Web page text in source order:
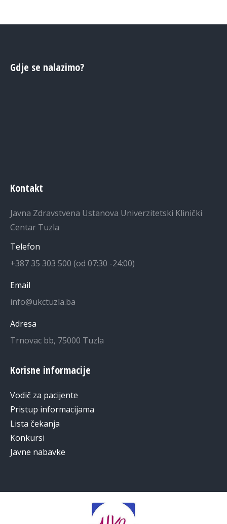
Gdje se nalazimo?
Kontakt
Javna Zdravstvena Ustanova Univerzitetski Klinički
Centar Tuzla
Telefon
+387 35 303 500 (od 07:30 -24:00)
Email
info@ukctuzla.ba
Adresa
Trnovac bb, 75000 Tuzla
Korisne informacije
Vodič za pacijente
Pristup informacijama
Lista čekanja
Konkursi
Javne nabavke